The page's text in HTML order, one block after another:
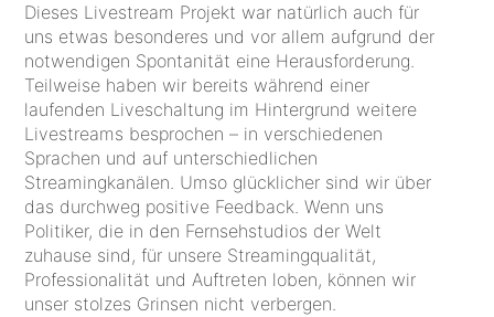
Dieses Livestream Projekt war natürlich auch für
uns etwas besonderes und vor allem aufgrund der
notwendigen Spontanität eine Herausforderung.
Teilweise haben wir bereits während einer
laufenden Liveschaltung im Hintergrund weitere
Livestreams besprochen – in verschiedenen
Sprachen und auf unterschiedlichen
Streamingkanälen. Umso glücklicher sind wir über
das durchweg positive Feedback. Wenn uns
Politiker, die in den Fernsehstudios der Welt
zuhause sind, für unsere Streamingqualität,
Professionalität und Auftreten loben, können wir
unser stolzes Grinsen nicht verbergen.